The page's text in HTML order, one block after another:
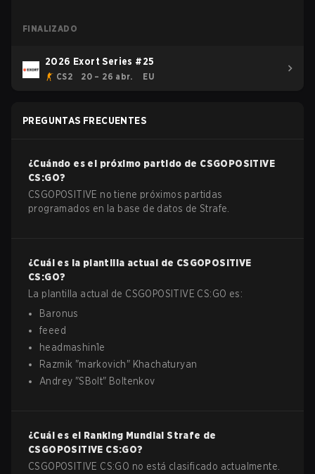
FINALIZADO
2026 Exort Series #25
CS2 20 – 26 abr. EU
PREGUNTAS FRECUENTES
¿Cuándo es el próximo partido de CSGOPOSITIVE
CS:GO?
CSGOPOSITIVE no tiene próximos partidas
programados en la base de datos de Strafe.
¿Cuál es la plantilla actual de CSGOPOSITIVE
CS:GO?
La plantilla actual de CSGOPOSITIVE CS:GO es:
Baronus
feeed
headmashin1e
Razmik "markovich" Khachaturyan
Andrey "SBolt" Boltenkov
¿Cuál es el Ranking Mundial Strafe de
CSGOPOSITIVE CS:GO?
CSGOPOSITIVE CS:GO no está clasificado actualmente.